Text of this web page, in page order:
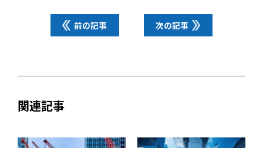
前の記事 次の記事
関連記事